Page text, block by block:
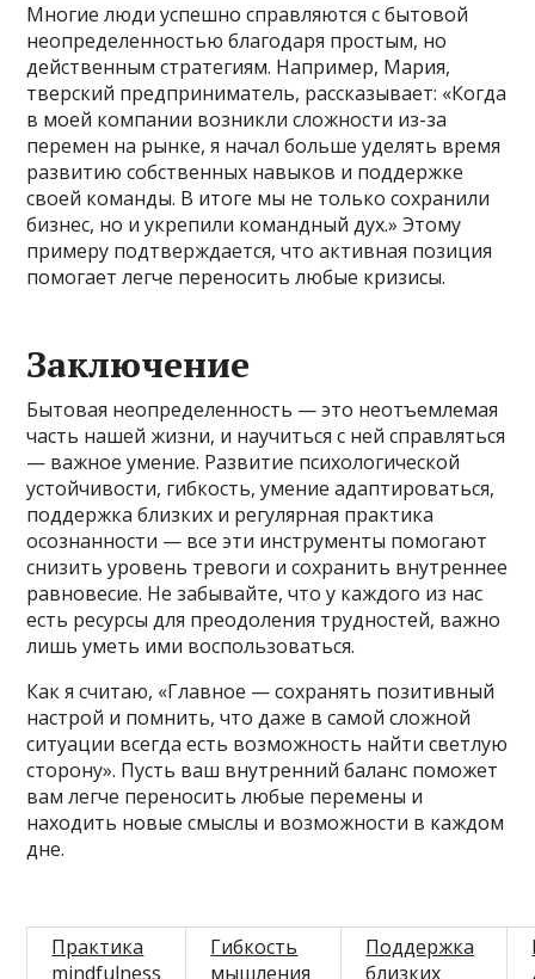
Многие люди успешно справляются с бытовой
неопределенностью благодаря простым, но
действенным стратегиям. Например, Мария,
тверский предприниматель, рассказывает: «Когда
в моей компании возникли сложности из-за
перемен на рынке, я начал больше уделять время
развитию собственных навыков и поддержке
своей команды. В итоге мы не только сохранили
бизнес, но и укрепили командный дух.» Этому
примеру подтверждается, что активная позиция
помогает легче переносить любые кризисы.
Заключение
Бытовая неопределенность — это неотъемлемая
часть нашей жизни, и научиться с ней справляться
— важное умение. Развитие психологической
устойчивости, гибкость, умение адаптироваться,
поддержка близких и регулярная практика
осознанности — все эти инструменты помогают
снизить уровень тревоги и сохранить внутреннее
равновесие. Не забывайте, что у каждого из нас
есть ресурсы для преодоления трудностей, важно
лишь уметь ими воспользоваться.
Как я считаю, «Главное — сохранять позитивный
настрой и помнить, что даже в самой сложной
ситуации всегда есть возможность найти светлую
сторону». Пусть ваш внутренний баланс поможет
вам легче переносить любые перемены и
находить новые смыслы и возможности в каждом
дне.
Практика
mindfulness
Гибкость
мышления
Поддержка
близких